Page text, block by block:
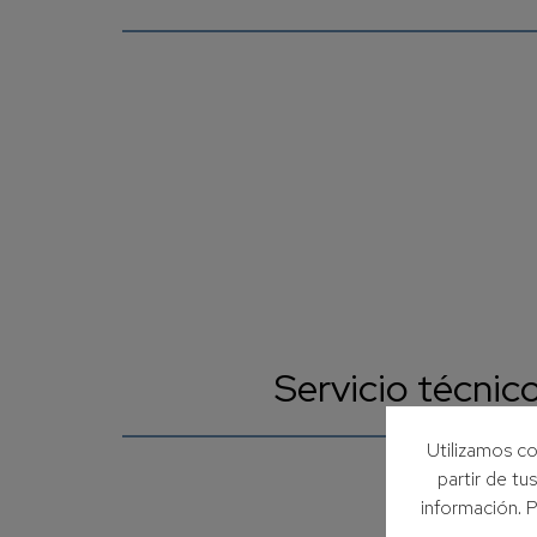
Servicio
Utilizamos
partir de
información.